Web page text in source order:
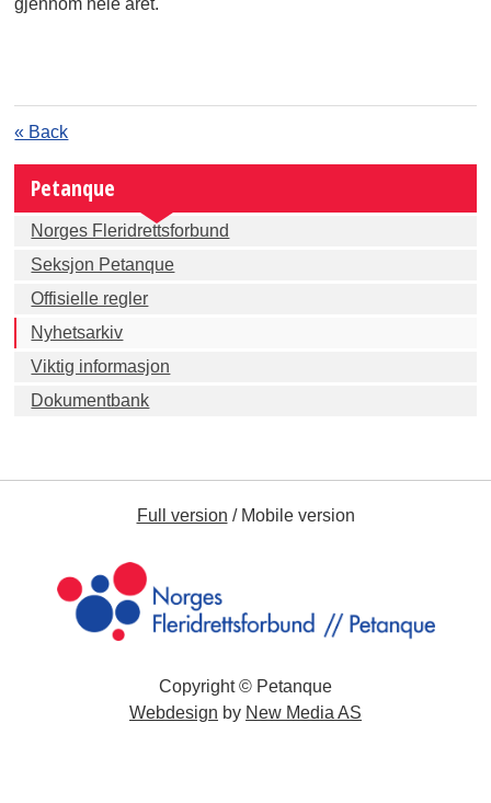
gjennom hele året.
« Back
Petanque
Norges Fleridrettsforbund
Seksjon Petanque
Offisielle regler
Nyhetsarkiv
Viktig informasjon
Dokumentbank
Full version /Mobile version
Copyright © Petanque
Webdesign by New Media AS